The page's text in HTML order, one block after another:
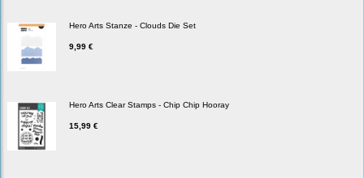
Hero Arts Stanze - Clouds Die Set
9,99 €
Hero Arts Clear Stamps - Chip Chip Hooray
15,99 €